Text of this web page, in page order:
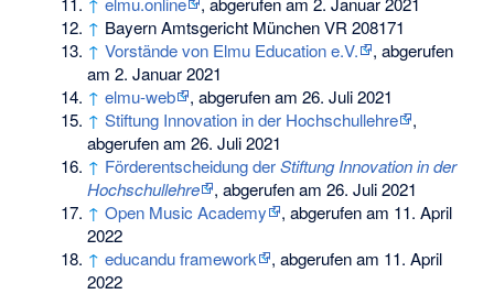
↑ Bayern Amtsgericht München VR 208171
↑ Vorstände von Elmu Education e.V.
, abgerufen
am 2. Januar 2021
↑ elmu-web
, abgerufen am 26. Juli 2021
↑ Stiftung Innovation in der Hochschullehre
,
abgerufen am 26. Juli 2021
↑ Förderentscheidung derStiftung Innovation in der
Hochschullehre
, abgerufen am 26. Juli 2021
↑ Open Music Academy
, abgerufen am 11. April
2022
↑ educandu framework
, abgerufen am 11. April
2022